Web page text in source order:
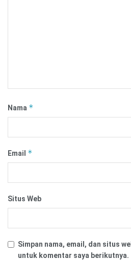
Nama *
Email *
Situs Web
Simpan nama, email, dan situs
untuk komentar saya berikutnya.